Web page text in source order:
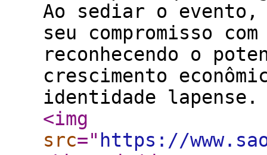
Ao sediar o evento,
seu compromisso
reconhecendo o
crescimento
identidade lapense.
<img
src=" https://